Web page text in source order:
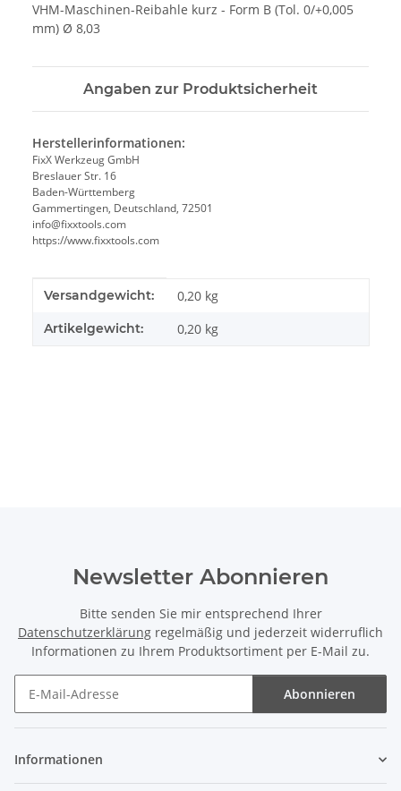
VHM-Maschinen-Reibahle kurz - Form B (Tol. 0/+0,005
mm) Ø 8,03
Angaben zur Produktsicherheit
Herstellerinformationen:
FixX Werkzeug GmbH
Breslauer Str. 16
Baden-Württemberg
Gammertingen, Deutschland, 72501
info@fixxtools.com
https://www.fixxtools.com
Produkteigenschaft
Wert
Versandgewicht: 0,20 kg
Artikelgewicht: 0,20 kg
Newsletter Abonnieren
Bitte senden Sie mir entsprechend Ihrer
Datenschutzerklärung regelmäßig und jederzeit widerruflich
Informationen zu Ihrem Produktsortiment per E-Mail zu.
Abonnieren
Informationen